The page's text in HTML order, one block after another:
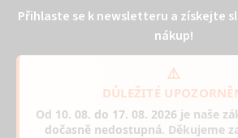
Přihlaste se k newsletteru a získejte
nákup!
⚠️
DŮLEŽITÉ
Od 10. 08. do 17. 08. 2026 je naše
dočasně nedostupná. Děkujeme